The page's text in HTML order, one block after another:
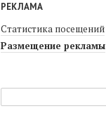
РЕКЛАМА
Статистика посещений
Размещение рекламы